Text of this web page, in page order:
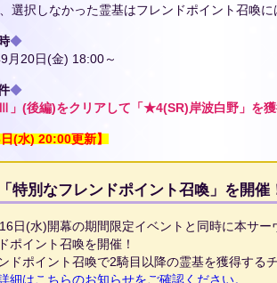
選択しなかった霊基はフレンドポイント召喚
◆
月20日(金) 18:00～
◆
Ⅲ」(後編)をクリアして「★4(SR)岸波白野」を
日(水) 20:00更新】
「特別なフレンドポイント召喚」を開催
日(水)開幕の期間限定イベントと同時に本サ
ポイント召喚を開催！
ドポイント召喚で2騎目以降の霊基を獲得する
細はこちらのお知らせをご確認ください。